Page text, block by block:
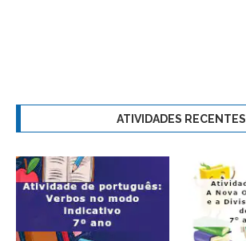
ATIVIDADES RECENTES